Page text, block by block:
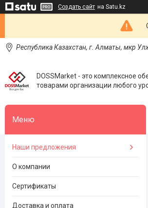
Создать сайт на Satu.kz
Республика Казахстан, г. Алматы, мкр
DOSSMarket - это комплексное
товарами организации любого
Наши предложения
О компании
Сертификаты
Доставка и оплата